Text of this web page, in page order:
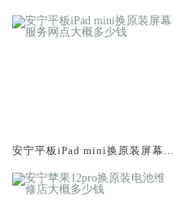
安宁平板iPad mini换原装屏幕服